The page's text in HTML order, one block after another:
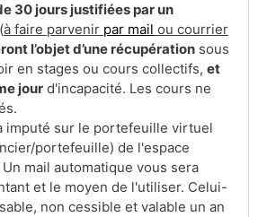
30 jours justifiées par un
(à faire parvenir par mail ou courrier
l’objet d’une récupération sous
en stages ou cours collectifs, et
jour d'incapacité. Les cours ne
imputé sur le portefeuille virtuel
portefeuille) de l'espace
Un mail automatique vous sera
et le moyen de l'utiliser. Celui-
non cessible et valable un an